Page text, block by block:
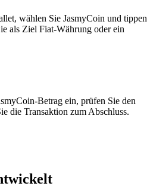
wählen Sie JasmyCoin und tippen
als Ziel Fiat-Währung oder ein
Betrag ein, prüfen Sie den
die Transaktion zum Abschluss.